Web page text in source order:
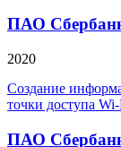
ПАО
2020
Cоздание
точки доступа
ПАО